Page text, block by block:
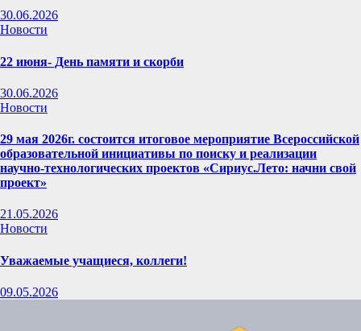
30.06.2026
Новости
22 июня- День памяти и скорби
30.06.2026
Новости
29 мая 2026г. состоится итоговое мероприятие Всероссийской
образовательной инициативы по поиску и реализации
научно-технологических проектов «Сириус.Лето: начни свой
проект»
21.05.2026
Новости
Уважаемые учащиеся, коллеги!
09.05.2026